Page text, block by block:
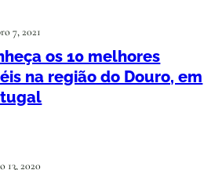
7, 2021
os 10 melhores
na região do Douro, em
13, 2020